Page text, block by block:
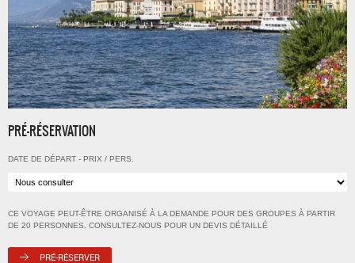
PRÉ-RÉSERVATION
DATE DE DÉPART - PRIX / PERS.
CE VOYAGE PEUT-ÊTRE ORGANISÉ À LA DEMANDE POUR DES GROUPES À PARTIR
DE 20 PERSONNES. CONSULTEZ-NOUS POUR UN DEVIS DÉTAILLÉ